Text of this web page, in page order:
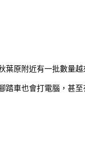
葉原附近有一批數量
踏車也會打電腦，甚